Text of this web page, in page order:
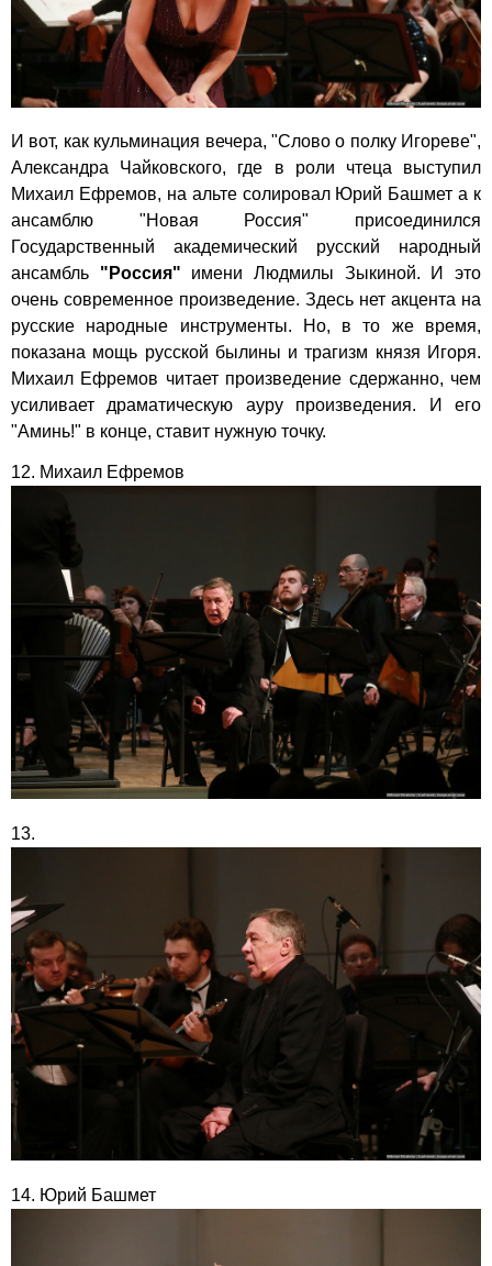
И вот, как кульминация вечера, "Слово о полку Игореве",
Александра Чайковского, где в роли чтеца выступил
Михаил Ефремов, на альте солировал Юрий Башмет а к
ансамблю "Новая Россия" присоединился
Государственный академический русский народный
ансамбль "Россия" имени Людмилы Зыкиной. И это
очень современное произведение. Здесь нет акцента на
русские народные инструменты. Но, в то же время,
показана мощь русской былины и трагизм князя Игоря.
Михаил Ефремов читает произведение сдержанно, чем
усиливает драматическую ауру произведения. И его
"Аминь!" в конце, ставит нужную точку.
12. Михаил Ефремов
13.
14. Юрий Башмет